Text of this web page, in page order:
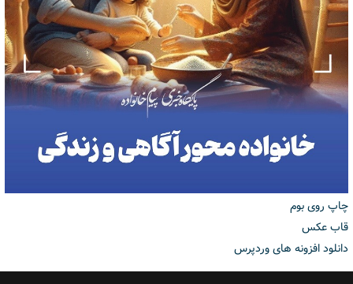
چاپ روی بوم
قاب عکس
دانلود افزونه های وردپرس